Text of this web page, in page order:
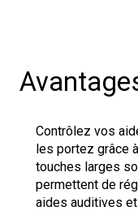
Contrôlez vos
les portez grâce
touches larges
permettent de
aides auditives